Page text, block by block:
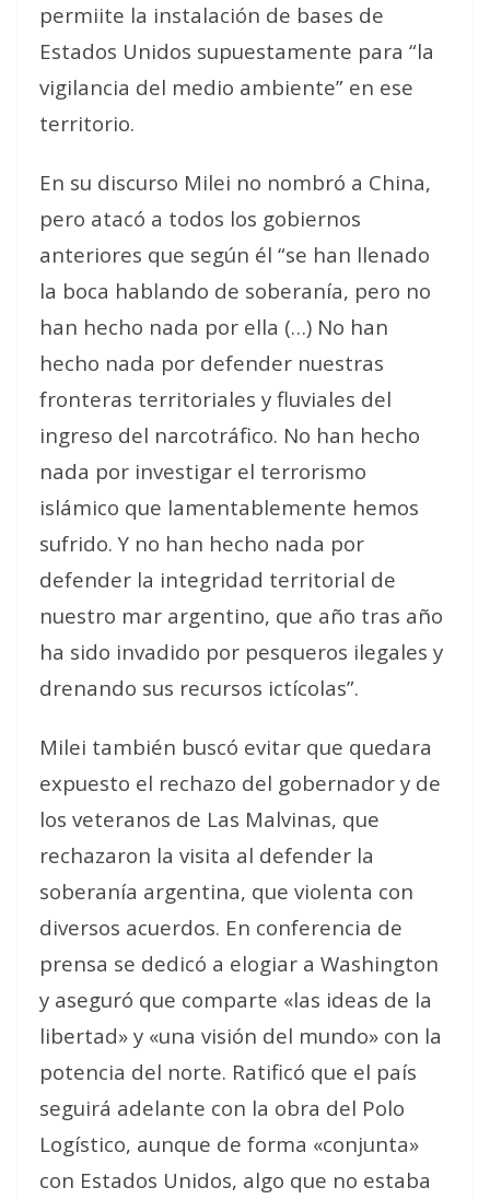
permiite la instalación de bases de
Estados Unidos supuestamente para “la
vigilancia del medio ambiente” en ese
territorio.
En su discurso Milei no nombró a China,
pero atacó a todos los gobiernos
anteriores que según él “se han llenado
la boca hablando de soberanía, pero no
han hecho nada por ella (…) No han
hecho nada por defender nuestras
fronteras territoriales y fluviales del
ingreso del narcotráfico. No han hecho
nada por investigar el terrorismo
islámico que lamentablemente hemos
sufrido. Y no han hecho nada por
defender la integridad territorial de
nuestro mar argentino, que año tras año
ha sido invadido por pesqueros ilegales y
drenando sus recursos ictícolas”.
Milei también buscó evitar que quedara
expuesto el rechazo del gobernador y de
los veteranos de Las Malvinas, que
rechazaron la visita al defender la
soberanía argentina, que violenta con
diversos acuerdos. En conferencia de
prensa se dedicó a elogiar a Washington
y aseguró que comparte «las ideas de la
libertad» y «una visión del mundo» con la
potencia del norte. Ratificó que el país
seguirá adelante con la obra del Polo
Logístico, aunque de forma «conjunta»
con Estados Unidos, algo que no estaba